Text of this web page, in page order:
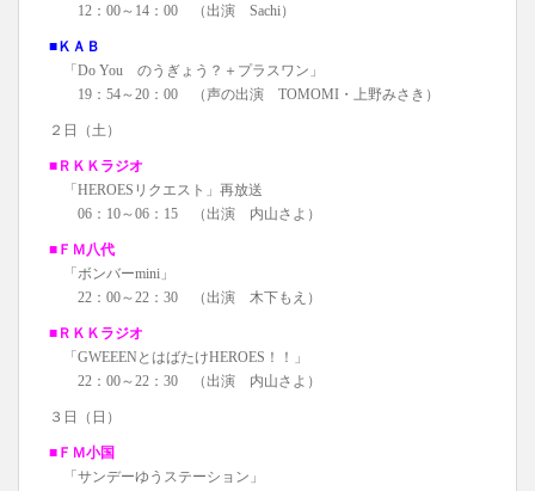
12：00～14：00 （出演 Sachi）
■ＫＡＢ
「Do You のうぎょう？＋プラスワン」
19：54～20：00 （声の出演 TOMOMI・上野みさき）
２日（土）
■ＲＫＫラジオ
「HEROESリクエスト」再放送
06：10～06：15 （出演 内山さよ）
■ＦＭ八代
「ボンバーmini」
22：00～22：30 （出演 木下もえ）
■ＲＫＫラジオ
「GWEEENとはばたけHEROES！！」
22：00～22：30 （出演 内山さよ）
３日（日）
■ＦＭ小国
「サンデーゆうステーション」